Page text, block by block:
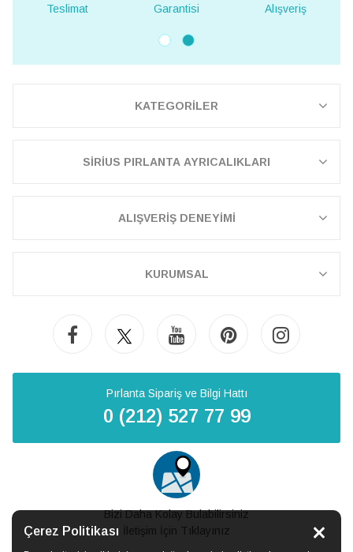
Çerez Politikası
Teslimat
Garantisi
Alışveriş
KATEGORİLER
SİRİUS PIRLANTA AYRICALIKLARI
ALIŞVERİŞ DENEYİMİ
KURUMSAL
Pırlanta Sipariş ve Bilgi Hattı
0 (212) 527 77 99
Bizi Daha Kolay Bulabilirsiniz
İletişim İçin Tıklayınız